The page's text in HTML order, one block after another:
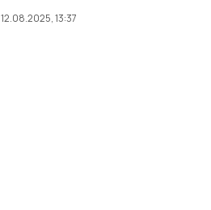
12.08.2025, 13:37